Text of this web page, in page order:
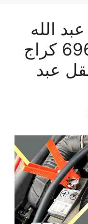
الله
المبارك 69622745 كراج
عبد